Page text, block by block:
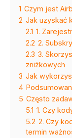
1 Czym jest
2 Jak uzyskać
2.1 1.
2.2 2.
2.3 3.
zniżkowych
3 Jak
4
5 Często
5.1 1. Czy
5.2 2. Czy
termin